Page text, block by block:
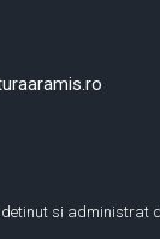
si administrat